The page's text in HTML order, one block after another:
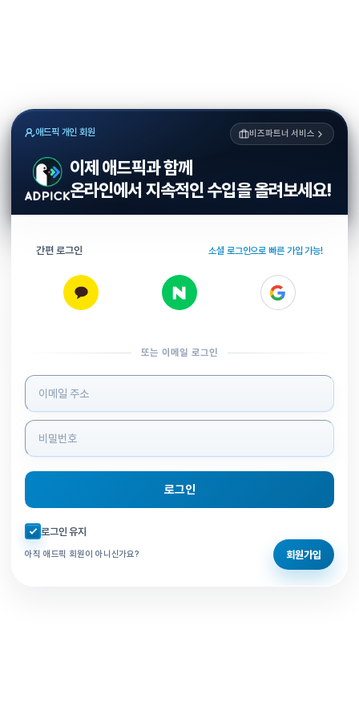
애드픽 개인 회원 비즈파트너 서비스
이제 애드픽과 함께
온라인에서 지속적인 수입을 올려보세요!
간편 로그인 소셜 로그인으로 빠른 가입 가능!
또는 이메일 로그인
로그인 정보 입력
로그인
자동로그인 체크
로그인 유지
아직 애드픽 회원이 아니신가요? 회원가입